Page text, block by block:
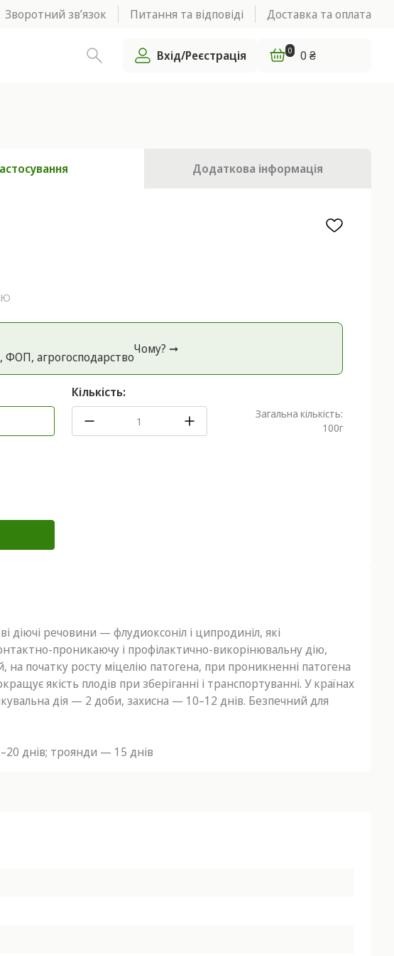
Зворотний зв’язок Питання та відповіді Доставка та оплата
Вхід/Реєстрація 0 0 ₴
Додаткова інформація
ФОП, агрогоспoдарство
Чому? ➞
Кількість:
Загальна кількість:
100г
діючі речовини — флудиоксоніл і ципродиніл, які
проникаючу і профілактично-викорінювальну дію,
початку росту міцелію патогена, при проникненні патогена
якість плодів при зберіганні і транспортуванні. У країнах
дія — 2 доби, захисна — 10–12 днів. Безпечний для
днів; троянди — 15 днів